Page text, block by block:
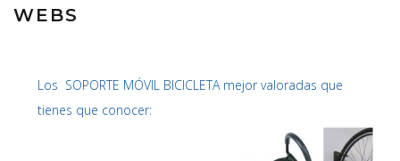
WEBS
Los SOPORTE MÓVIL BICICLETA mejor valoradas que
tienes que conocer: